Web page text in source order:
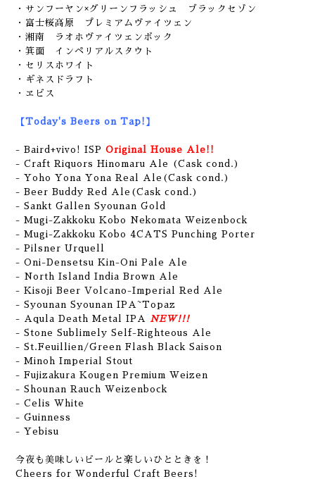
・サンフーヤン×グリーンフラッシュ ブラックセゾン
・富士桜高原 プレミアムヴァイツェン
・湘南 ラオホヴァイツェンボック
・箕面 インペリアルスタウト
・セリスホワイト
・ギネスドラフト
・ヱビス
【Today's Beers on Tap!】
- Baird+vivo! ISP Original House Ale!!
- Craft Riquors Hinomaru Ale (Cask cond.)
- Yoho Yona Yona Real Ale(Cask cond.)
- Beer Buddy Red Ale(Cask cond.)
- Sankt Gallen Syounan Gold
- Mugi-Zakkoku Kobo Nekomata Weizenbock
- Mugi-Zakkoku Kobo 4CATS Punching Porter
- Pilsner Urquell
- Oni-Densetsu Kin-Oni Pale Ale
- North Island India Brown Ale
- Kisoji Beer Volcano-Imperial Red Ale
- Syounan Syounan IPA~Topaz
- Aqula Death Metal IPA
NEW!!!
- Stone Sublimely Self-Righteous Ale
- St.Feuillien/Green Flash Black Saison
- Minoh Imperial Stout
- Fujizakura Kougen Premium Weizen
- Shounan Rauch Weizenbock
- Celis White
- Guinness
- Yebisu
今夜も美味しいビールと楽しいひとときを！
Cheers for Wonderful Craft Beers!